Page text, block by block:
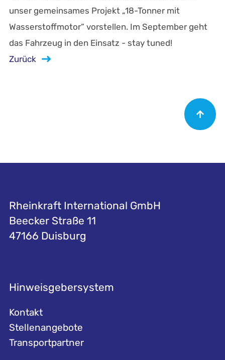
unser gemeinsames Projekt „18-Tonner mit
Wasserstoffmotor“ vorstellen. Im September geht
das Fahrzeug in den Einsatz - stay tuned!
Zurück
Rheinkraft International GmbH
Beecker Straße 11
47166 Duisburg
Hinweisgebersystem
Kontakt
Stellenangebote
Transportpartner